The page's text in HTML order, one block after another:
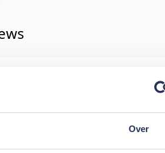
Over
Sofa Bed (Dual Mattress) - stof 595